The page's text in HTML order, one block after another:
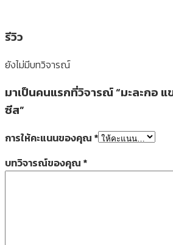
รีวิว
ยังไม่มีบทวิจารณ์
มาเป็นคนแรกที่วิจารณ์ “มะละกอ แ
ซีส”
การให้คะแนนของคุณ *
บทวิจารณ์ของคุณ *